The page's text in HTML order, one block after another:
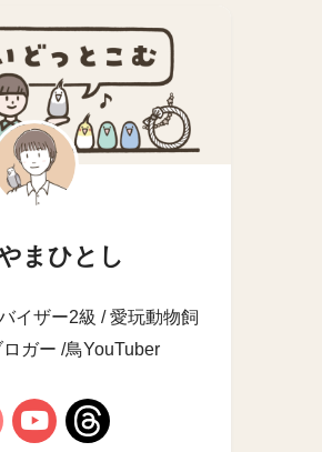
まひとし
イザー2級 / 愛玩動物飼
ガー /鳥YouTuber